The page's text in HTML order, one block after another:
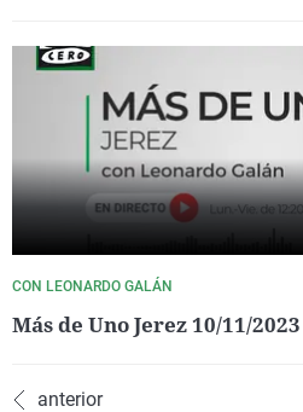
CON LEONARDO GALÁN
Más de Uno Jerez 10/11/2023
anterior